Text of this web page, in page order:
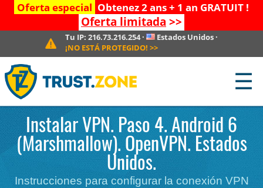
Oferta especial Obtenez 2 ans + 1 an GRATUIT !
Oferta limitada >>
Tu IP: 216.73.216.254· Estados Unidos ·
¡NO ESTÁ PROTEGIDO! >>
☰
Instalar VPN. Paso 4. Android 6
(Marshmallow). OpenVPN. Estados
Unidos.
Instrucciones para configurar la conexión VPN